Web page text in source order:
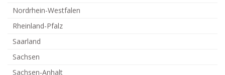
Nordrhein-Westfalen
Rheinland-Pfalz
Saarland
Sachsen
Sachsen-Anhalt